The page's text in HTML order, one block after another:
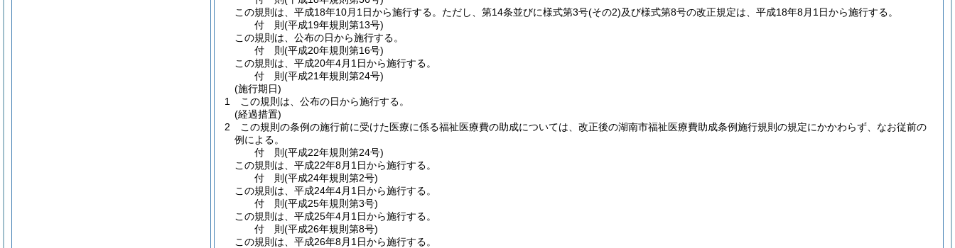
この規則は、平成18年10月1日から施行する。 ただし、第14条並びに様式第3号(その2)及び様式第8号の改正規定は、平成18年8月1日から施行する。
付 則(平成19年規則第13号)
この規則は、公布の日から施行する。
付 則(平成20年規則第16号)
この規則は、平成20年4月1日から施行する。
付 則(平成21年規則第24号)
(施行期日)
1
この規則は、公布の日から施行する。
(経過措置)
2
この規則の条例の施行前に受けた医療に係る福祉医療費の助成については、改正後の湖南市福祉医療費助成条例施行規則の規定にかかわらず、なお従前の
例による。
付 則(平成22年規則第24号)
この規則は、平成22年8月1日から施行する。
付 則(平成24年規則第2号)
この規則は、平成24年4月1日から施行する。
付 則(平成25年規則第3号)
この規則は、平成25年4月1日から施行する。
付 則(平成26年規則第8号)
この規則は、平成26年8月1日から施行する。